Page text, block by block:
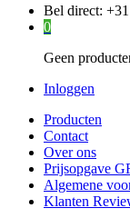
Bel direct:
0
Geen
Inloggen
Producten
Contact
Over ons
Prijsopgave
Algemene
Klanten